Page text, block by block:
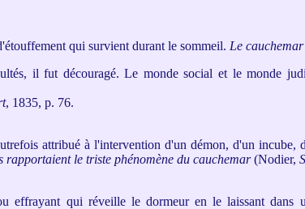
qui survient durant le sommeil. Le
il fut découragé. Le monde social et le monde
, 1835, p. 76.
attribué à l'intervention d'un démon, d'un incube,
rapportaient le triste phénomène du cauchemar(Nodier,
effrayant qui réveille le dormeur en le laissant dans